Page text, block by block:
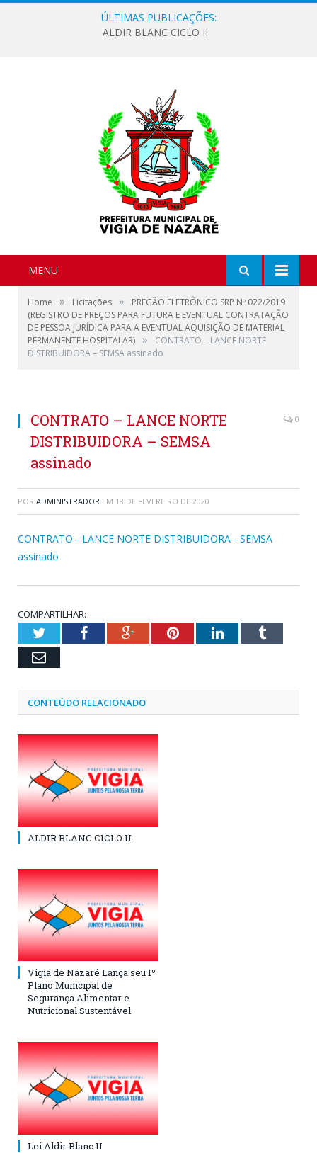
ÚLTIMAS PUBLICAÇÕES:
ALDIR BLANC CICLO II
MENU
Home » Licitações »
PREGÃO ELETRÔNICO SRP Nº 022/2019
(REGISTRO DE PREÇOS PARA FUTURA E EVENTUAL CONTRATAÇÃO
DE PESSOA JURÍDICA PARA A EVENTUAL AQUISIÇÃO DE MATERIAL
PERMANENTE HOSPITALAR) »
CONTRATO – LANCE NORTE
DISTRIBUIDORA – SEMSA assinado
CONTRATO – LANCE NORTE
DISTRIBUIDORA – SEMSA
assinado
0
POR ADMINISTRADOR EM 18 DE FEVEREIRO DE 2020
CONTRATO - LANCE NORTE DISTRIBUIDORA - SEMSA
assinado
COMPARTILHAR:
TwitterFacebookGoogle+PinterestLinkedInTumblr
Email
CONTEÚDO RELACIONADO
ALDIR BLANC CICLO II
Vigia de Nazaré Lança seu 1º
Plano Municipal de
Segurança Alimentar e
Nutricional Sustentável
Lei Aldir Blanc II